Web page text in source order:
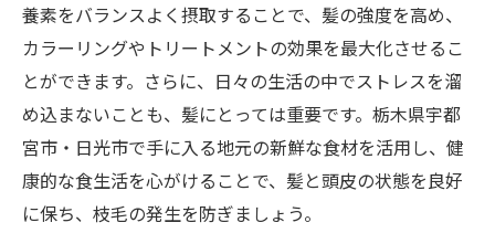
養素をバランスよく摂取することで、髪の強度を高め、
カラーリングやトリートメントの効果を最大化させるこ
とができます。さらに、日々の生活の中でストレスを溜
め込まないことも、髪にとっては重要です。栃木県宇都
宮市・日光市で手に入る地元の新鮮な食材を活用し、健
康的な食生活を心がけることで、髪と頭皮の状態を良好
に保ち、枝毛の発生を防ぎましょう。